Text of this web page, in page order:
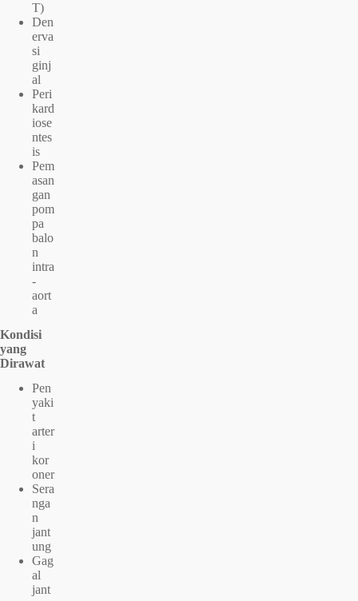
T)
Den
erva
si
ginj
al
Peri
kard
iose
ntes
is
Pem
asan
gan
pom
pa
balo
n
intra
-
aort
a
Kondisi
yang
Dirawat
Pen
yaki
t
arter
i
kor
oner
Sera
nga
n
jant
ung
Gag
al
jant